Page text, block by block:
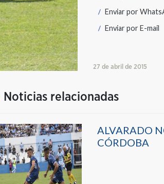
Enviar por
Enviar porE-mail
27 de abril de 2015
Noticias relacionadas
ALVARADO
CÓRDOBA